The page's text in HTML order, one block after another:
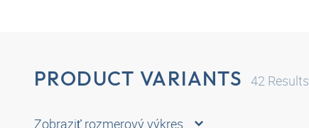
PRODUCT VARIANTS 42 Results
Zobraziť rozmerový výkres